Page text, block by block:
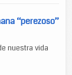
“perezoso”
nuestra vida